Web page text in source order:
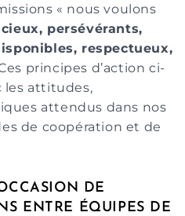
« nous voulons
persévérants,
respectueux,
principes d’action ci-
les attitudes,
attendus dans nos
de coopération et de
DE
ENTRE ÉQUIPES DE